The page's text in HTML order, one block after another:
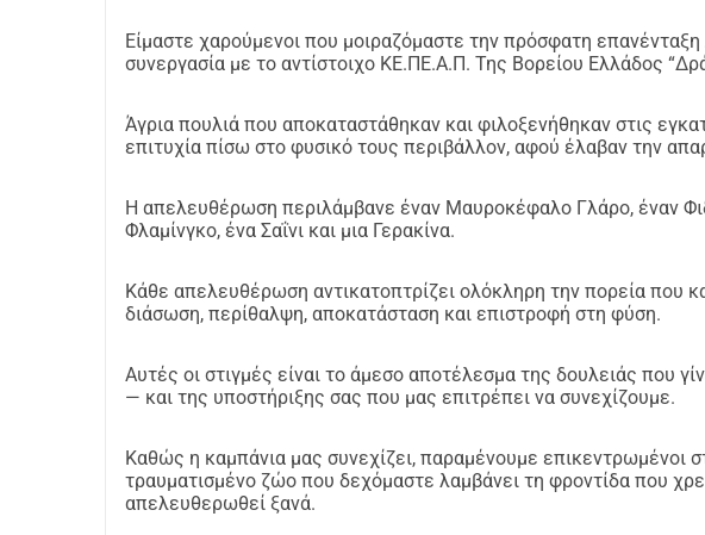
Με τη δωρεά σας, γίνεστε μέρος κάθε διάσωσης, κάθε
Είμαστε χαρούμενοι που μοιραζόμαστε την πρόσφατη
συνεργασία με το αντίστοιχο ΚΕ.ΠΕ.Α.Π. Της Βορείου Ελλάδος
Άγρια πουλιά που αποκαταστάθηκαν και φιλοξενήθηκαν στις
επιτυχία πίσω στο φυσικό τους περιβάλλον, αφού έλαβαν την
Η απελευθέρωση περιλάμβανε έναν Μαυροκέφαλο Γλάρο, έναν
Φλαμίνγκο, ένα Σαΐνι και μια Γερακίνα.
Κάθε απελευθέρωση αντικατοπτρίζει ολόκληρη την πορεία που
διάσωση, περίθαλψη, αποκατάσταση και επιστροφή στη φύση.
Αυτές οι στιγμές είναι το άμεσο αποτέλεσμα της δουλειάς που
— και της υποστήριξης σας που μας επιτρέπει να συνεχίζουμε.
Καθώς η καμπάνια μας συνεχίζει, παραμένουμε επικεντρωμένοι
τραυματισμένο ζώο που δεχόμαστε λαμβάνει τη φροντίδα που
απελευθερωθεί ξανά.